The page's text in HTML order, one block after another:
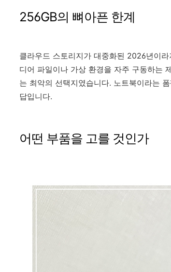
256GB의 뼈아픈 한계
클라우드 스토리지가 대중화된 2026년이
디어 파일이나 가상 환경을 자주 구동하는
는 최악의 선택지였습니다. 노트북이라는
답입니다.
어떤 부품을 고를 것인가